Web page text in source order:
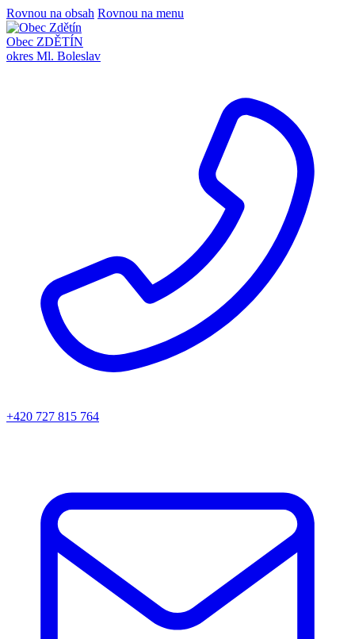
Rovnou na obsah Rovnou na menu
Obec ZDĚTÍN
okres Ml. Boleslav
+420 727 815 764